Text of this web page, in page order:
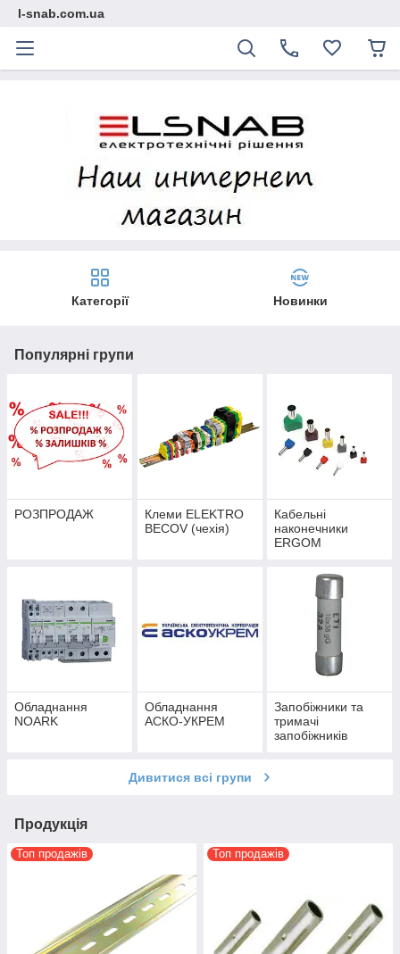
l-snab.com.ua
Категорії Новинки
Популярні групи
РОЗПРОДАЖ
Клеми ELEKTRO
BECOV (чехія)
Кабельні
наконечники
ERGOM
Обладнання
NOARK
Обладнання
АСКО-УКРЕМ
Запобіжники та
тримачі
запобіжників
Дивитися всі групи
Продукція
Топ продажів Топ продажів